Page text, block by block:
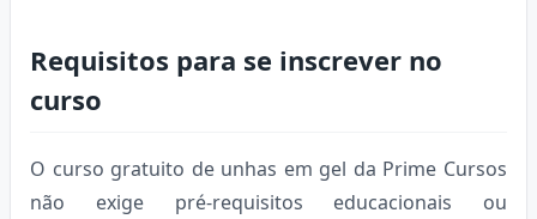
Requisitos para se inscrever no
curso
O curso gratuito de unhas em gel da Prime Cursos
não exige pré-requisitos educacionais ou